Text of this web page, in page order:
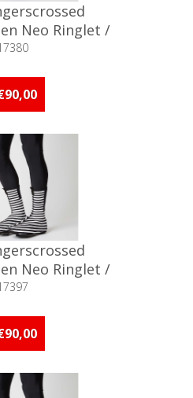
Neo Ringlet /
40
Niet voorradig
Neo Ringlet /
44
Niet voorradig